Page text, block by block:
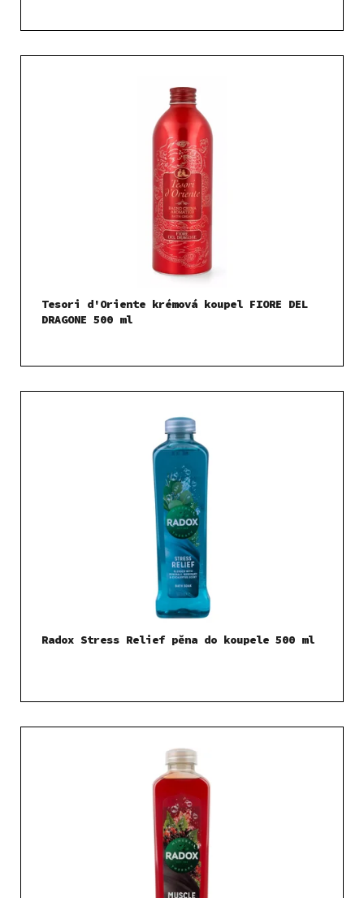
Tesori d'Oriente krémová koupel FIORE DEL
DRAGONE 500 ml
Radox Stress Relief pěna do koupele 500 ml